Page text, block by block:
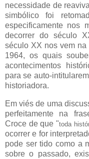
necessidade de
simbólico foi
especificamente nos
decorrer do século
século XX nos vem
1964, os quais
acontecimentos
para se auto-
historiadora.
Em viés de uma
perfeitamente na
Croce de que "toda
ocorrer e for
pode ser tido como a
sobre o passado,